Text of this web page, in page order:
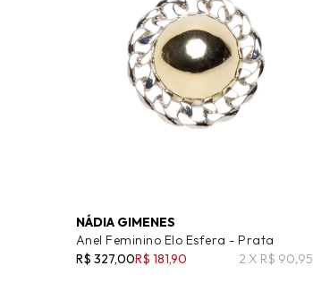
NÁDIA GIMENES
Anel Feminino Elo Esfera - Prata
R$ 327,00R$ 181,90 2 X R$ 90,95